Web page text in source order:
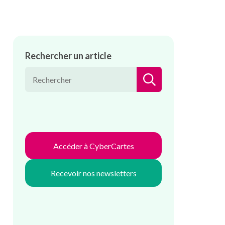
Rechercher un article
Accéder à CyberCartes
Recevoir nos newsletters